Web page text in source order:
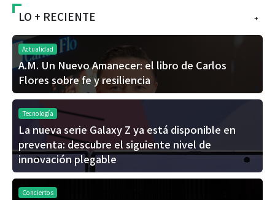
+
LO + RECIENTE
Actualidad
A.M. Un Nuevo Amanecer: el libro de Carlos
Flores sobre fe y resiliencia
Tecnología
La nueva serie Galaxy Z ya está disponible en
preventa: descubre el siguiente nivel de
innovación plegable
Conciertos